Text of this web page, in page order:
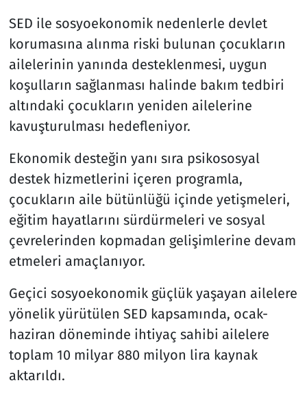
SED ile sosyoekonomik nedenlerle devlet
korumasına alınma riski bulunan çocukların
ailelerinin yanında desteklenmesi, uygun
koşulların sağlanması halinde bakım tedbiri
altındaki çocukların yeniden ailelerine
kavuşturulması hedefleniyor.
Ekonomik desteğin yanı sıra psikososyal
destek hizmetlerini içeren programla,
çocukların aile bütünlüğü içinde yetişmeleri,
eğitim hayatlarını sürdürmeleri ve sosyal
çevrelerinden kopmadan gelişimlerine devam
etmeleri amaçlanıyor.
Geçici sosyoekonomik güçlük yaşayan ailelere
yönelik yürütülen SED kapsamında, ocak-
haziran döneminde ihtiyaç sahibi ailelere
toplam 10 milyar 880 milyon lira kaynak
aktarıldı.